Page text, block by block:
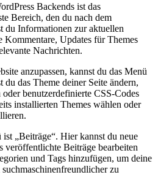
Backends ist das
Bereich, den du nach dem
du Informationen zur aktuellen
Kommentare, Updates für Themes
Nachrichten.
anzupassen, kannst du das Menü
du das Theme deiner Seite ändern,
benutzerdefinierte CSS-Codes
installierten Themes wählen oder
„Beiträge“. Hier kannst du neue
veröffentlichte Beiträge bearbeiten
und Tags hinzufügen, um deine
zu